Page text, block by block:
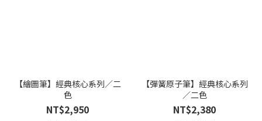
【繪圖筆】經典核心系列／二
色
NT$2,950
【彈簧原子筆】經典核心系列
／二色
NT$2,380